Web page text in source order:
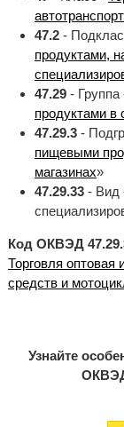
47.2-
продуктами,
47.29- Группа
продуктами в
47.29.3-
пищевыми
магазинах»
47.29.33- Вид
Код ОКВЭД
Торговля оптовая
средств и
Узнайте